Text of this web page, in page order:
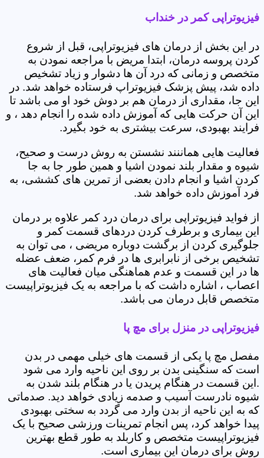
فیزیوتراپی کمر در خنداب
در این بخش از درمان های فیزیوتراپی، قبل از شروع
کردن پروسه درمان، ابتدا مریض با مراجعه نمودن به
متخصص و زمانی که درد آن ها دشوار و زیاد تشخیص
داده شد، پیش پزشک فیزیوتراپ فرستاده خواهد شد. در
این جا، مقداری از درمان هم بر دوش خود او می باشد تا
این آن حرکت هایی که آموزش داده شده را انجام دهد ، و
فرایند بهبودی، سرعت بیشتری به خود بگیرد.
فعالیت هایی هماننند نشستن به روش درست و صحیح،
شیوه و مقدار بلند نمودن اشیا و همین طور جا به جا
کردن اشیا و انجام دادن بعضی از تمرین های کششی، به
فرد آموزش داده خواهد شد.
از فواید فیزیوتراپی برای درمان درد کمر علاوه بر درمان
این بیماری و برطرف کردن دردهای قسمت کمر و
جلوگیری کردن از برگشت دوباره مریضی ، می توان به
تشخیص برخی از نابرابری ها در فرم کمر، ضعف عضله
ها در این قسمت و عدم هماهنگی میان فعالیت های
اعصاب ، اشاره داشت که با مراجعه به یک فیزیوتراپیست
متخصص قابل درمان می باشد.
فیزیوتراپی در منزل برای مچ پا
مفصل مچ پا یکی از قسمت های خیلی مهمی در بدن
است که سنگینی بدن بر روی این ناحیه وارد می شود
.این قسمت در هنگام پریدن یا در هنگام بلند شدن به
شیوه نادرست آسیب و صدمه زیادی خواهد دید. صدماتی
که به این ناحیه از بدن وارد می گردد به سختی بهبودی
پیدا خواهد کرد، پس انجام تمرینات ورزشی صحیح با یک
فیزیوتراپیست متخصص و کاربلد به طور قطع بهترین
روش برای درمان این بیماری است.